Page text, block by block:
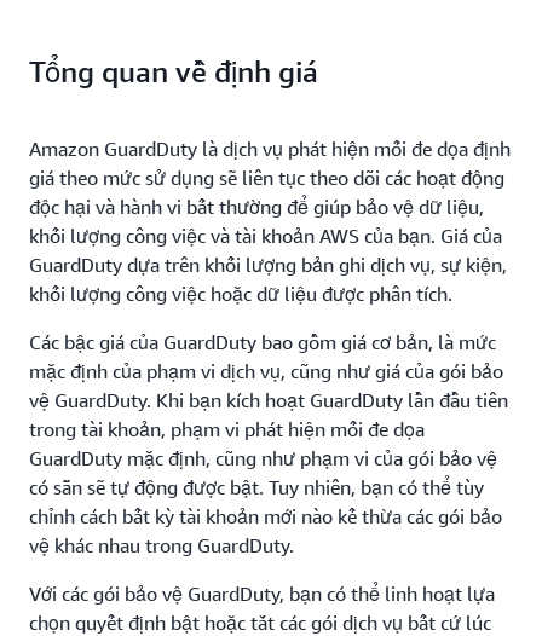
Tổng quan về định giá
Amazon GuardDuty là dịch vụ phát hiện mối đe dọa định
giá theo mức sử dụng sẽ liên tục theo dõi các hoạt động
độc hại và hành vi bất thường để giúp bảo vệ dữ liệu,
khối lượng công việc và tài khoản AWS của bạn. Giá của
GuardDuty dựa trên khối lượng bản ghi dịch vụ, sự kiện,
khối lượng công việc hoặc dữ liệu được phân tích.
Các bậc giá của GuardDuty bao gồm giá cơ bản, là mức
mặc định của phạm vi dịch vụ, cũng như giá của gói bảo
vệ GuardDuty. Khi bạn kích hoạt GuardDuty lần đầu tiên
trong tài khoản, phạm vi phát hiện mối đe dọa
GuardDuty mặc định, cũng như phạm vi của gói bảo vệ
có sẵn sẽ tự động được bật. Tuy nhiên, bạn có thể tùy
chỉnh cách bất kỳ tài khoản mới nào kế thừa các gói bảo
vệ khác nhau trong GuardDuty.
Với các gói bảo vệ GuardDuty, bạn có thể linh hoạt lựa
chọn quyết định bật hoặc tắt các gói dịch vụ bất cứ lúc